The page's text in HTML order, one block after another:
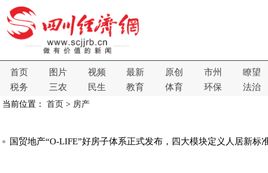
首页 图片 视频 最新 原创 市州
瞭望
税务
三农 民生 教育 体育 环保 法治
当前位置： 首页 > 房产
国贸地产“O-LIFE”好房子体系正式发布，四大模块定义人居新标